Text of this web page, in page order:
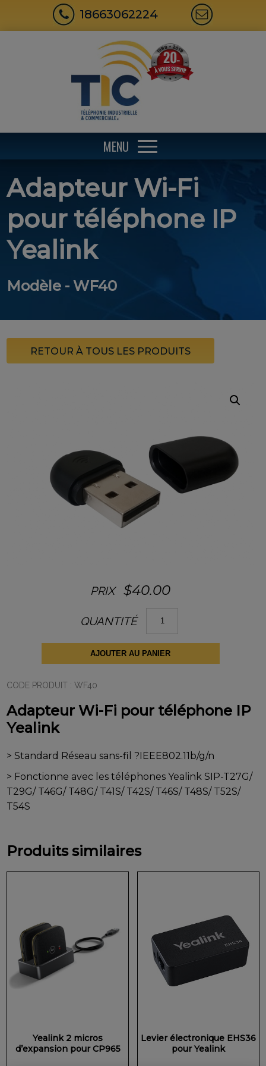
18663062224
MENU
Adapteur Wi-Fi
pour téléphone IP
Yealink
Modèle - WF40
RETOUR À TOUS LES PRODUITS
PRIX $40.00
QUANTITÉ
Fi
AJOUTER AU PANIER
CODE PRODUIT :WF40
Adapteur Wi-Fi pour téléphone IP
Yealink
> Standard Réseau sans-fil ?IEEE802.11b/g/n
> Fonctionne avec les téléphones Yealink SIP-T27G/
T29G/ T46G/ T48G/ T41S/ T42S/ T46S/ T48S/ T52S/
T54S
Produits similaires
Yealink 2 micros
d’expansion pour CP965
Levier électronique EHS36
pour Yealink